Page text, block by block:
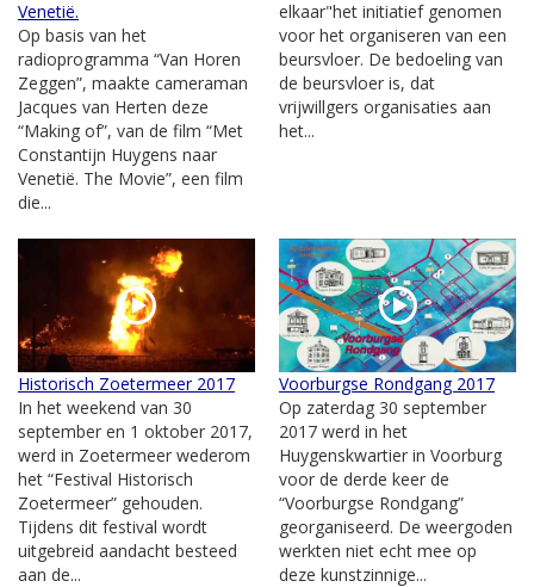
Venetië.
Op basis van het
radioprogramma “Van Horen
Zeggen”, maakte cameraman
Jacques van Herten deze
“Making of”, van de film “Met
Constantijn Huygens naar
Venetië. The Movie”, een film
die...
elkaar"het initiatief genomen
voor het organiseren van een
beursvloer. De bedoeling van
de beursvloer is, dat
vrijwillgers organisaties aan
het...
Historisch Zoetermeer 2017
In het weekend van 30
september en 1 oktober 2017,
werd in Zoetermeer wederom
het “Festival Historisch
Zoetermeer” gehouden.
Tijdens dit festival wordt
uitgebreid aandacht besteed
aan de...
Voorburgse Rondgang 2017
Op zaterdag 30 september
2017 werd in het
Huygenskwartier in Voorburg
voor de derde keer de
“Voorburgse Rondgang”
georganiseerd. De weergoden
werkten niet echt mee op
deze kunstzinnige...